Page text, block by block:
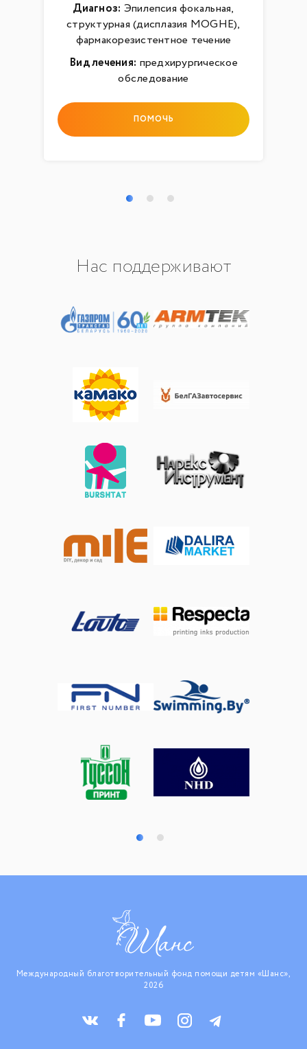
Диагноз: Эпилепсия фокальная,
структурная (дисплазия MOGHE),
фармакорезистентное течение
Вид лечения: предхирургическое
обследование
ПОМОЧЬ
Нас поддерживают
Международный благотворительный фонд помощи детям «Шанс»,
2026